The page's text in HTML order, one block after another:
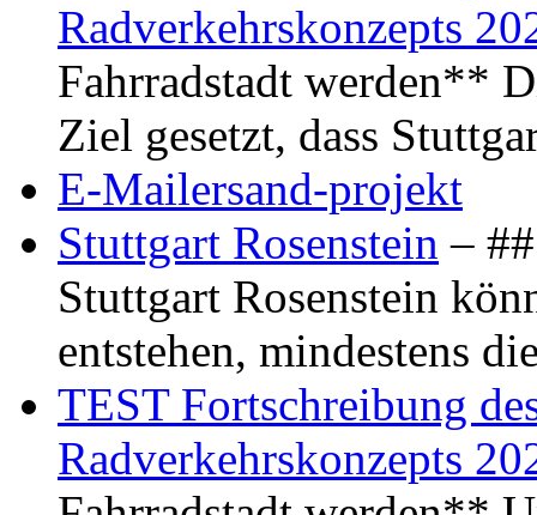
Radverkehrskonzepts
Fahrradstadt werden**
Ziel gesetzt, dass
E-Mailersand-projekt
Stuttgart Rosenstein –
Stuttgart Rosenstein
entstehen, mindestens
TEST Fortschreibung
Radverkehrskonzepts